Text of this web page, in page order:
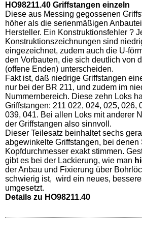
HO98211.40 Griffstangen einzeln
Diese aus Messing gegossenen
höher als die serienmäßigen
Hersteller. Ein Konstruktionsfehler ?
Konstruktionszeichnungen sind
eingezeichnet, zudem auch die U-
den Vorbauten, die sich deutlich von
(offene Enden) unterscheiden.
Fakt ist, daß niedrige Griffstangen
nur bei der BR 211, und zudem im
Nummernbereich. Diese zehn Loks
Griffstangen: 211 022, 024, 025, 026,
039, 041. Bei allen Loks mit anderer
der Griffstangen also sinnvoll.
Dieser Teilesatz beinhaltet sechs
abgewinkelte Griffstangen, bei denen
Kopfdurchmesser exakt stimmen.
gibt es bei der Lackierung, wie man
der Anbau und Fixierung über
schwierig ist, wird ein neues,
umgesetzt.
Details zu HO98211.40